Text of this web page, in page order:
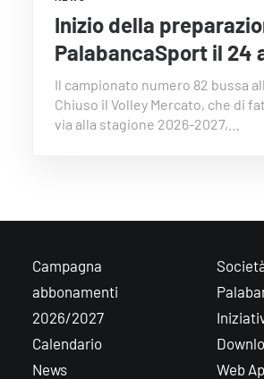
Inizio della
PalabancaSport il 24
Il campionato numero 82 bussa
Chiuso il Volley Mercato, che di
via alla stagione 2026-2027,…
Campagna
abbonamenti
2026/2027
Calendario
News
Web